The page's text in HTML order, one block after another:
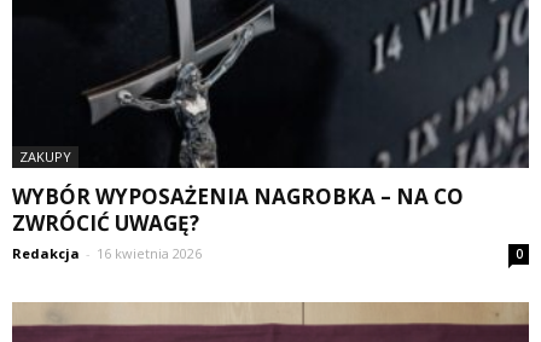
ZAKUPY
WYBÓR WYPOSAŻENIA NAGROBKA – NA CO
ZWRÓCIĆ UWAGĘ?
Redakcja - 16 kwietnia 2026 0